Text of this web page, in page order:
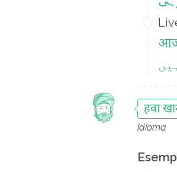
हवा
idioma